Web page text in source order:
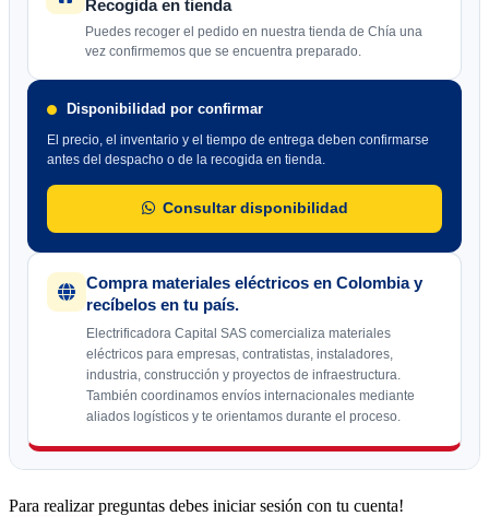
Recogida en tienda
Puedes recoger el pedido en nuestra tienda de Chía una
vez confirmemos que se encuentra preparado.
Disponibilidad por confirmar
El precio, el inventario y el tiempo de entrega deben confirmarse
antes del despacho o de la recogida en tienda.
Consultar disponibilidad
Compra materiales eléctricos en Colombia y
recíbelos en tu país.
Electrificadora Capital SAS comercializa materiales
eléctricos para empresas, contratistas, instaladores,
industria, construcción y proyectos de infraestructura.
También coordinamos envíos internacionales mediante
aliados logísticos y te orientamos durante el proceso.
Para realizar preguntas debes iniciar sesión con tu cuenta!